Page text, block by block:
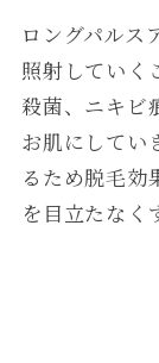
ロングパルス
照射していく
殺菌、ニキビ
お肌にしてい
るため脱毛効
を目立たなく